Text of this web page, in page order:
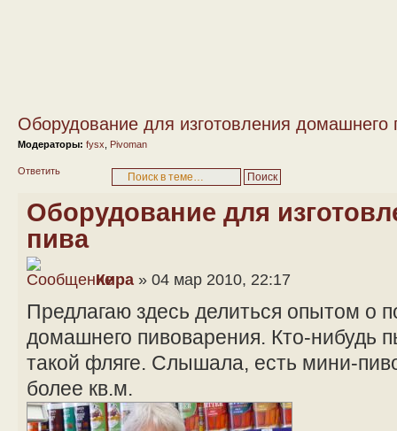
Оборудование для изготовления домашнего
Модераторы: fysx Pivoman
Ответить
Оборудование для
пива
Кира » 04 мар 2010, 22:17
Предлагаю здесь делиться опытом о
домашнего пивоварения. Кто-нибудь
такой фляге. Слышала, есть мини-
более кв.м.